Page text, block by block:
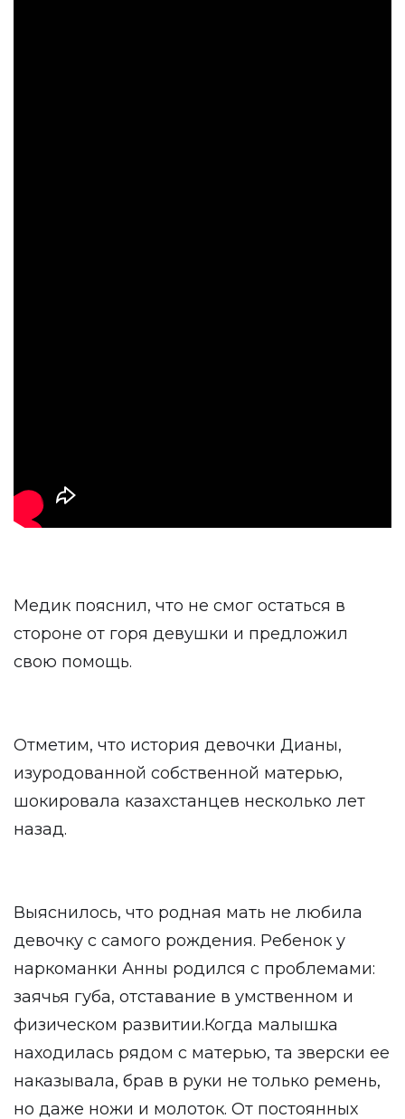
Медик пояснил, что не смог остаться в
стороне от горя девушки и предложил
свою помощь.
Отметим, что история девочки Дианы,
изуродованной собственной матерью,
шокировала казахстанцев несколько лет
назад.
Выяснилось, что родная мать не любила
девочку с самого рождения. Ребенок у
наркоманки Анны родился с проблемами:
заячья губа, отставание в умственном и
физическом развитии.Когда малышка
находилась рядом с матерью, та зверски ее
наказывала, брав в руки не только ремень,
но даже ножи и молоток. От постоянных